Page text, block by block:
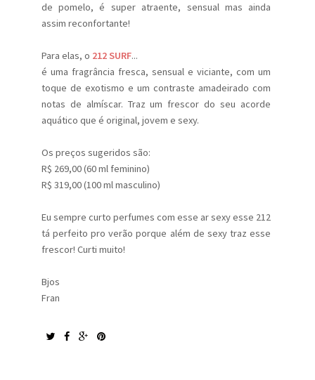
de pomelo, é super atraente, sensual mas ainda
assim reconfortante!
Para elas, o 212 SURF...
é uma fragrância fresca, sensual e viciante, com um
toque de exotismo e um contraste amadeirado com
notas de almíscar. Traz um frescor do seu acorde
aquático que é original, jovem e sexy.
Os preços sugeridos são:
R$ 269,00 (60 ml feminino)
R$ 319,00 (100 ml masculino)
Eu sempre curto perfumes com esse ar sexy esse 212
tá perfeito pro verão porque além de sexy traz esse
frescor! Curti muito!
Bjos
Fran